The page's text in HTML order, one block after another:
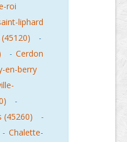
roi
liphard
-
- Cerdon
en-berry
-
(45260)
-
- Chalette-